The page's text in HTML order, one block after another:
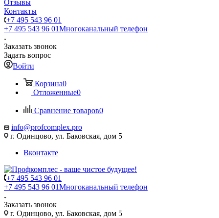
Отзывы
Контакты
+7 495 543 96 01
+7 495 543 96 01Многоканальный телефон
Заказать звонок
Задать вопрос
Войти
Корзина0
Отложенные0
Сравнение товаров0
info@profcomplex.pro
г. Одинцово, ул. Баковская, дом 5
Вконтакте
+7 495 543 96 01
+7 495 543 96 01Многоканальный телефон
Заказать звонок
г. Одинцово, ул. Баковская, дом 5